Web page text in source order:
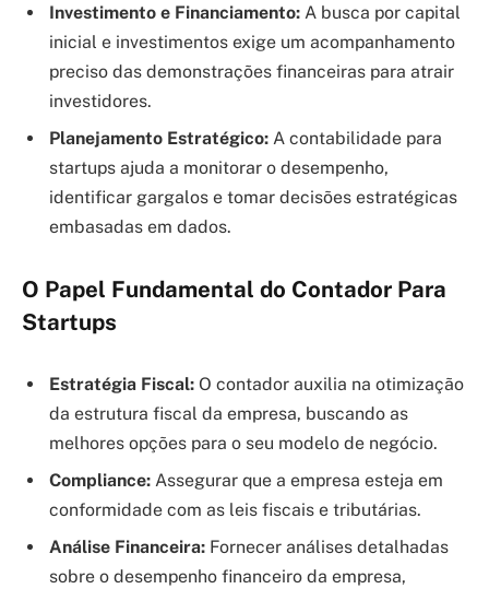
Investimento e Financiamento: A busca por capital
inicial e investimentos exige um acompanhamento
preciso das demonstrações financeiras para atrair
investidores.
Planejamento Estratégico: A contabilidade para
startups ajuda a monitorar o desempenho,
identificar gargalos e tomar decisões estratégicas
embasadas em dados.
O Papel Fundamental do Contador Para
Startups
Estratégia Fiscal: O contador auxilia na otimização
da estrutura fiscal da empresa, buscando as
melhores opções para o seu modelo de negócio.
Compliance: Assegurar que a empresa esteja em
conformidade com as leis fiscais e tributárias.
Análise Financeira: Fornecer análises detalhadas
sobre o desempenho financeiro da empresa,